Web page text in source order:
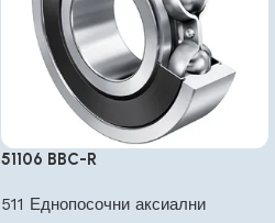
51106 BBC-R
511 Еднопосочни аксиални